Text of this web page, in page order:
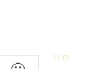
11:01